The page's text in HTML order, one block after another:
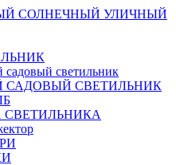
СОЛНЕЧНЫЙ УЛИЧНЫЙ
светильник
САДОВЫЙ СВЕТИЛЬНИК